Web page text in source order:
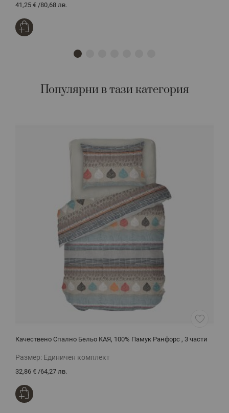
41,25 € /80,68 лв.
Популярни в тази категория
Качествено Спално Бельо КАЯ, 100% Памук Ранфорс , 3 части
Размер: Единичен комплект
32,86 € /64,27 лв.